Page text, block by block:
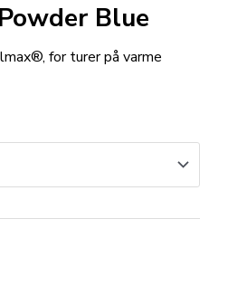
Blue
for turer på varme